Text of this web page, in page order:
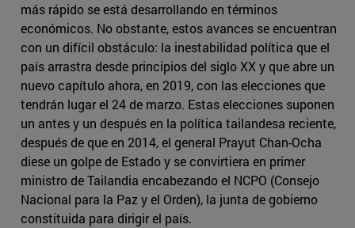
más rápido se está desarrollando en términos
económicos. No obstante, estos avances se encuentran
con un difícil obstáculo: la inestabilidad política que el
país arrastra desde principios del siglo XX y que abre un
nuevo capítulo ahora, en 2019, con las elecciones que
tendrán lugar el 24 de marzo. Estas elecciones suponen
un antes y un después en la política tailandesa reciente,
después de que en 2014, el general Prayut Chan-Ocha
diese un golpe de Estado y se convirtiera en primer
ministro de Tailandia encabezando el NCPO (Consejo
Nacional para la Paz y el Orden), la junta de gobierno
constituida para dirigir el país.